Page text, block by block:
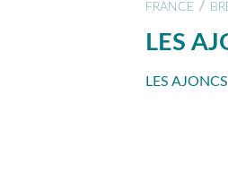
FRANCE /
LES
LES